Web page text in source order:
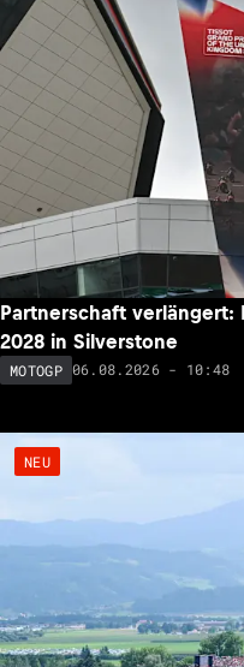
Partnerschaft verlängert:
2028 in Silverstone
MOTOGP 06.08.2026 - 10:48
NEU